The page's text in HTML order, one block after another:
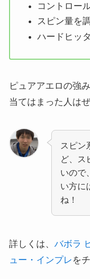
コントロー
スピン量を
ハードヒッ
ピュアアエロの強
当てはまった人は
スピン
ど、ス
いので
い方に
ね！
詳しくは、 バボラ
ュー・インプレ を